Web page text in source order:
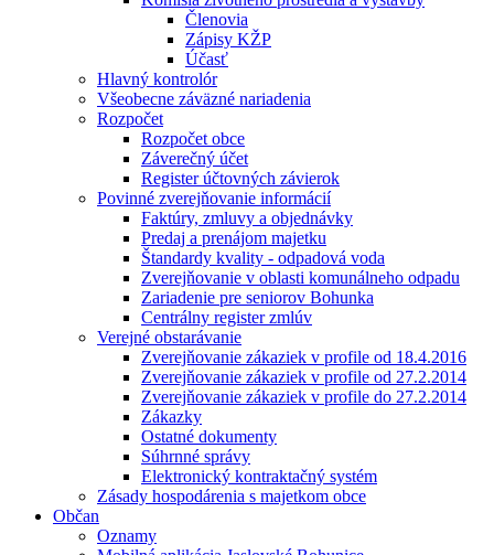
Členovia
Zápisy KŽP
Účasť
Hlavný kontrolór
Všeobecne záväzné nariadenia
Rozpočet
Rozpočet obce
Záverečný účet
Register účtovných závierok
Povinné zverejňovanie informácií
Faktúry, zmluvy a objednávky
Predaj a prenájom majetku
Štandardy kvality - odpadová voda
Zverejňovanie v oblasti komunálneho odpadu
Zariadenie pre seniorov Bohunka
Centrálny register zmlúv
Verejné obstarávanie
Zverejňovanie zákaziek v profile od 18.4.2016
Zverejňovanie zákaziek v profile od 27.2.2014
Zverejňovanie zákaziek v profile do 27.2.2014
Zákazky
Ostatné dokumenty
Súhrnné správy
Elektronický kontraktačný systém
Zásady hospodárenia s majetkom obce
Občan
Oznamy